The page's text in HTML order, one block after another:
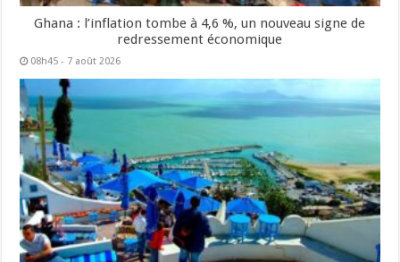
Ghana : l’inflation tombe à 4,6 %, un nouveau signe de
redressement économique
08h45 - 7 août 2026